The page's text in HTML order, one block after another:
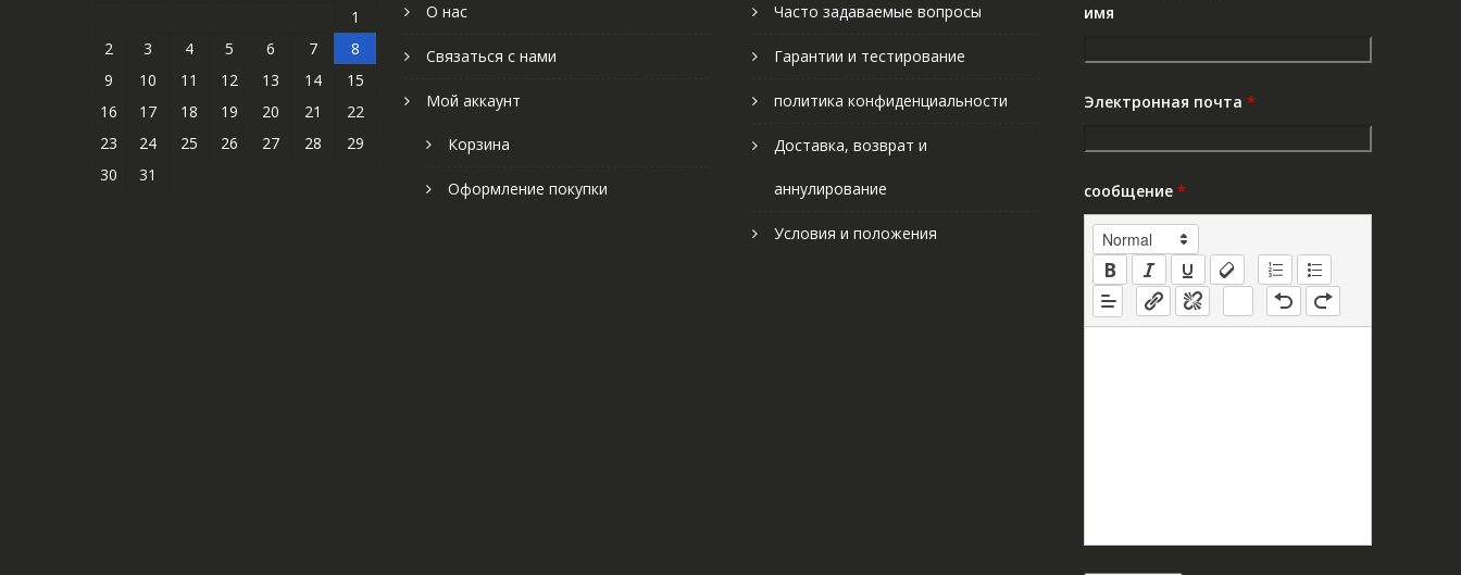
1
2
3 4 5 6 7
8
9
10 11 12 13 14
15
16
17 18 19 20 21
22
23
24 25 26 27 28
29
30
31
О нас
Связаться с нами
Мой аккаунт
Корзина
Оформление покупки
Часто задаваемые вопросы
Гарантии и тестирование
политика конфиденциальности
Доставка, возврат и
аннулирование
Условия и положения
имя
Электронная почта *
сообщение *